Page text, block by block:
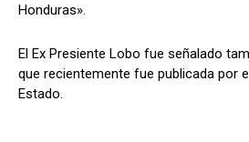
Honduras».
El Ex Presiente Lobo fue señalado
que recientemente fue publicada por
Estado.